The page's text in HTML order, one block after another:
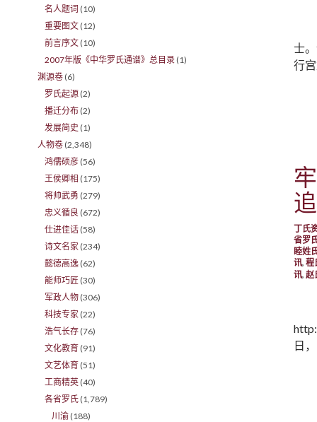
士
行
丁氏
省罗
睦姓
讯, 程
讯, 赵
日
名人题词 (10)
重要图文 (12)
前言序文 (10)
2007年版《中华罗氏通谱》总目录 (1)
渊源卷 (6)
罗氏起源 (2)
播迁分布 (2)
发展简史 (1)
人物卷 (2,348)
鸿儒硕彦 (56)
王侯卿相 (175)
将帅武勇 (279)
忠义循良 (672)
仕进佳话 (58)
诗文名家 (234)
懿德高逸 (62)
能师巧匠 (30)
军政人物 (306)
科技专家 (22)
浩气长存 (76)
文化教育 (91)
文艺体育 (51)
工商精英 (40)
各省罗氏 (1,789)
川渝 (188)